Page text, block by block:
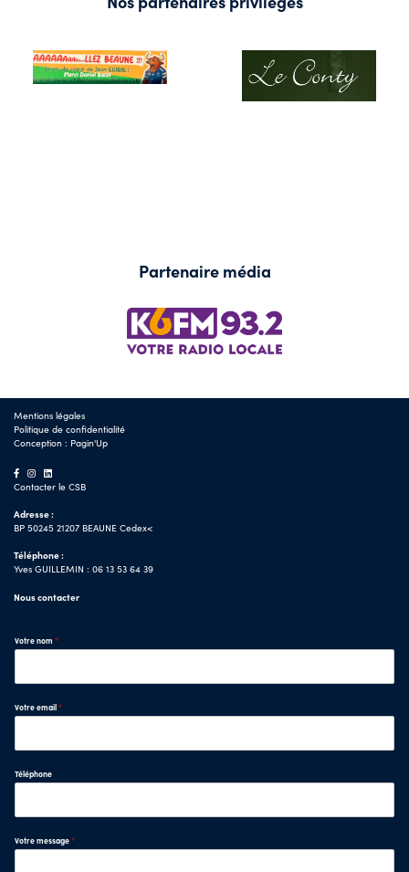
Partenaire média
Mentions légales
Politique de confidentialité
Conception : Pagin'Up
Contacter le CSB
Adresse :
BP 50245 21207 BEAUNE Cedex<
Téléphone :
Yves GUILLEMIN : 06 13 53 64 39
Nous contacter
Votre nom *
Votre email*
Téléphone
Votre message*